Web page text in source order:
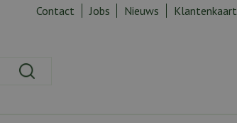
Contact Jobs Nieuws Klantenkaart